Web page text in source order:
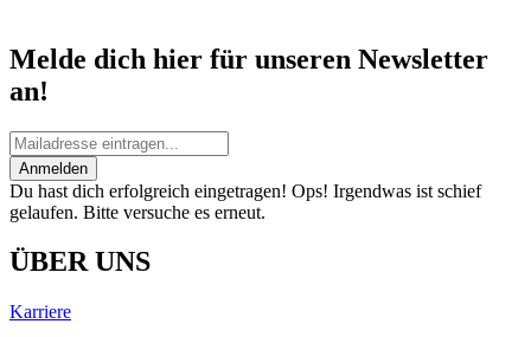
Melde dich hier für unseren Newsletter
an!
Anmelden
Du hast dich erfolgreich eingetragen! Ops! Irgendwas ist schief
gelaufen. Bitte versuche es erneut.
ÜBER UNS
Karriere